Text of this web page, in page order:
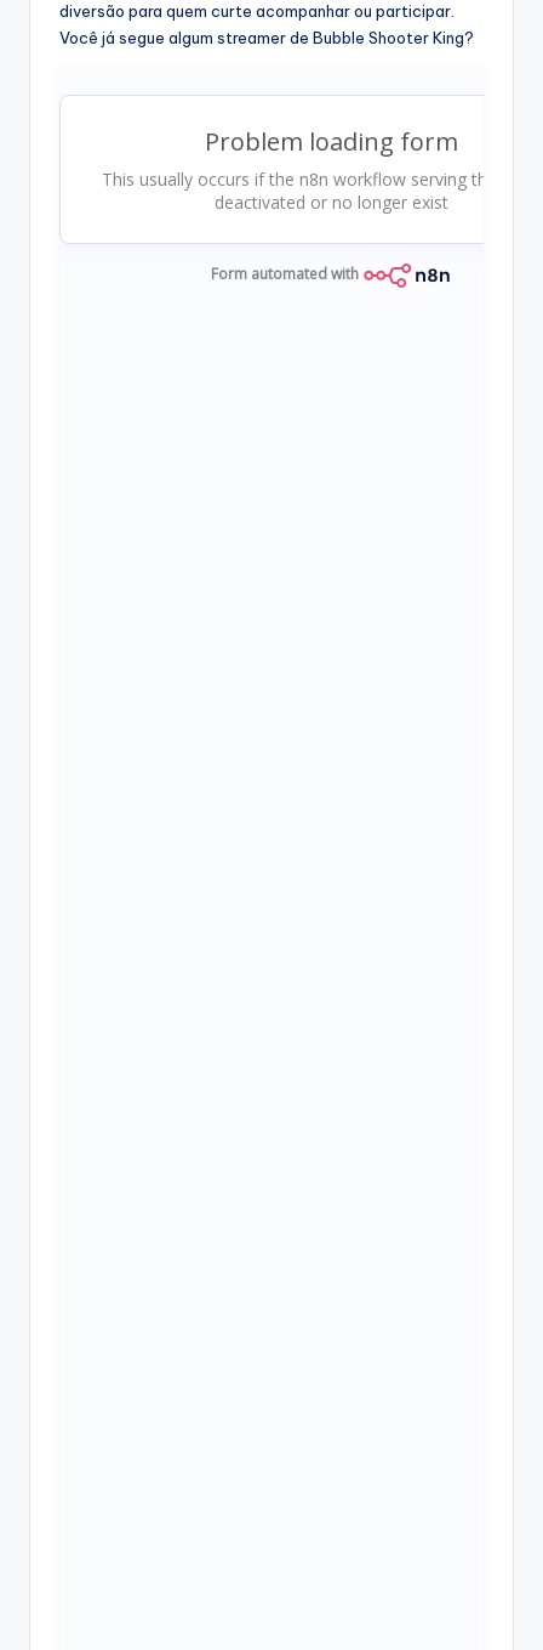
diversão para quem curte acompanhar ou participar.
Você já segue algum streamer de Bubble Shooter King?